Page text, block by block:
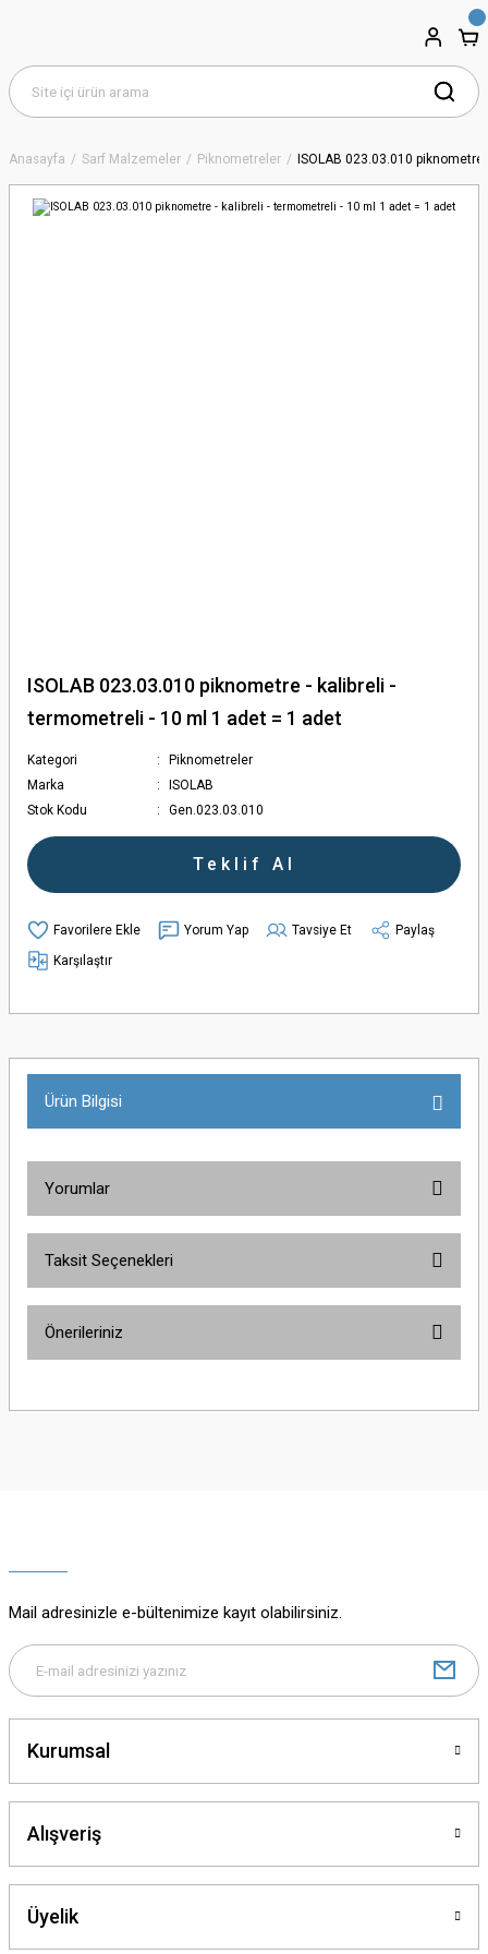
Anasayfa Sarf Malzemeler Piknometreler ISOLAB 023.03.010
ISOLAB 023.03.010 piknometre - kalibreli -
termometreli - 10 ml 1 adet = 1 adet
Kategori
Piknometreler
Marka
ISOLAB
Stok Kodu
Gen.023.03.010
Teklif Al
Yorum Yap Tavsiye Et
Paylaş
Karşılaştır
Ürün Bilgisi
Yorumlar
Taksit Seçenekleri
Önerileriniz
yetersiz gördüğünüz noktaları öneri formunu kullanarak tarafımıza
Bu ürüne benzer farklı alternatifler olmalı.
Mail adresinizle e-bültenimize kayıt olabilirsiniz.
Kurumsal
Alışveriş
Üyelik